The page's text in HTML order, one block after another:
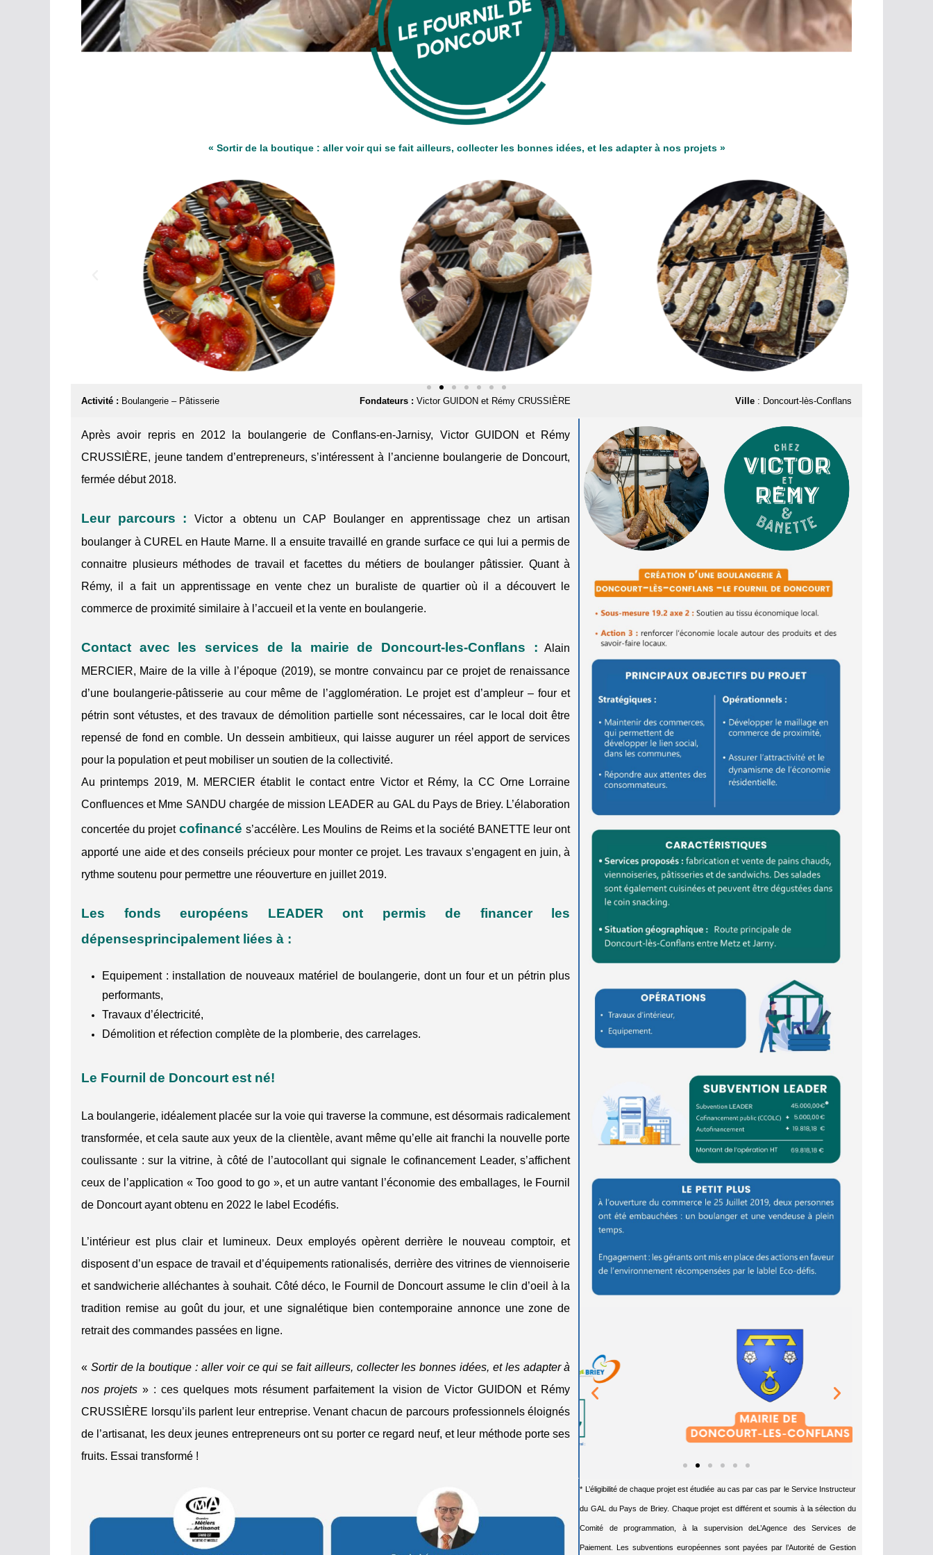
« Sortir de la boutique : aller voir qui se fait ailleurs, collecter les bonnes idées, et les adapter à nos projets »
Activité : Boulangerie – Pâtisserie Fondateurs : Victor GUIDON et Rémy CRUSSIÈRE Ville: Doncourt-lès-Conflans
Après avoir repris en 2012 la boulangerie de Conflans-en-Jarnisy, Victor GUIDON et Rémy
CRUSSIÈRE, jeune tandem d’entrepreneurs, s’intéressent à l’ancienne boulangerie de Doncourt,
fermée début 2018.
Leur parcours :Victor a obtenu un CAP Boulanger en apprentissage chez un artisan
boulanger à CUREL en Haute Marne. Il a ensuite travaillé en grande surface ce qui lui a permis de
connaitre plusieurs méthodes de travail et facettes du métiers de boulanger pâtissier. Quant à
Rémy, il a fait un apprentissage en vente chez un buraliste de quartier où il a découvert le
commerce de proximité similaire à l’accueil et la vente en boulangerie.
Contact avec les services de la mairie de Doncourt-les-Conflans : Alain
MERCIER, Maire de la ville à l’époque (2019), se montre convaincu par ce projet de renaissance
d’une boulangerie-pâtisserie au cour même de l’agglomération. Le projet est d’ampleur – four et
pétrin sont vétustes, et des travaux de démolition partielle sont nécessaires, car le local doit être
repensé de fond en comble. Un dessein ambitieux, qui laisse augurer un réel apport de services
pour la population et peut mobiliser un soutien de la collectivité.
Au printemps 2019, M. MERCIER établit le contact entre Victor et Rémy, la CC Orne Lorraine
Confluences et Mme SANDU chargée de mission LEADER au GAL du Pays de Briey. L’élaboration
concertée du projet cofinancé s’accélère. Les Moulins de Reims et la société BANETTE leur ont
apporté une aide et des conseils précieux pour monter ce projet. Les travaux s’engagent en juin, à
rythme soutenu pour permettre une réouverture en juillet 2019.
Les fonds européens LEADER ont permis de financer les
dépensesprincipalement liées à :
Equipement : installation de nouveaux matériel de boulangerie, dont un four et un pétrin plus
performants,
Travaux d’électricité,
Démolition et réfection complète de la plomberie, des carrelages.
Le Fournil de Doncourt est né!
La boulangerie, idéalement placée sur la voie qui traverse la commune, est désormais radicalement
transformée, et cela saute aux yeux de la clientèle, avant même qu’elle ait franchi la nouvelle porte
coulissante : sur la vitrine, à côté de l’autocollant qui signale le cofinancement Leader, s’affichent
ceux de l’application « Too good to go », et un autre vantant l’économie des emballages, le Fournil
de Doncourt ayant obtenu en 2022 le label Ecodéfis.
L’intérieur est plus clair et lumineux. Deux employés opèrent derrière le nouveau comptoir, et
disposent d’un espace de travail et d’équipements rationalisés, derrière des vitrines de viennoiserie
et sandwicherie alléchantes à souhait. Côté déco, le Fournil de Doncourt assume le clin d’oeil à la
tradition remise au goût du jour, et une signalétique bien contemporaine annonce une zone de
retrait des commandes passées en ligne.
« Sortir de la boutique : aller voir ce qui se fait ailleurs, collecter les bonnes idées, et les adapter à
nos projets » : ces quelques mots résument parfaitement la vision de Victor GUIDON et Rémy
CRUSSIÈRE lorsqu’ils parlent leur entreprise. Venant chacun de parcours professionnels éloignés
de l’artisanat, les deux jeunes entrepreneurs ont su porter ce regard neuf, et leur méthode porte ses
fruits. Essai transformé !
* L’éligibilité de chaque projet est étudiée au cas par cas par le Service Instructeur
du GAL du Pays de Briey. Chaque projet est différent et soumis à la sélection du
Comité de programmation, à la supervision deL’Agence des Services de
Paiement. Les subventions européennes sont payées par l’Autorité de Gestion